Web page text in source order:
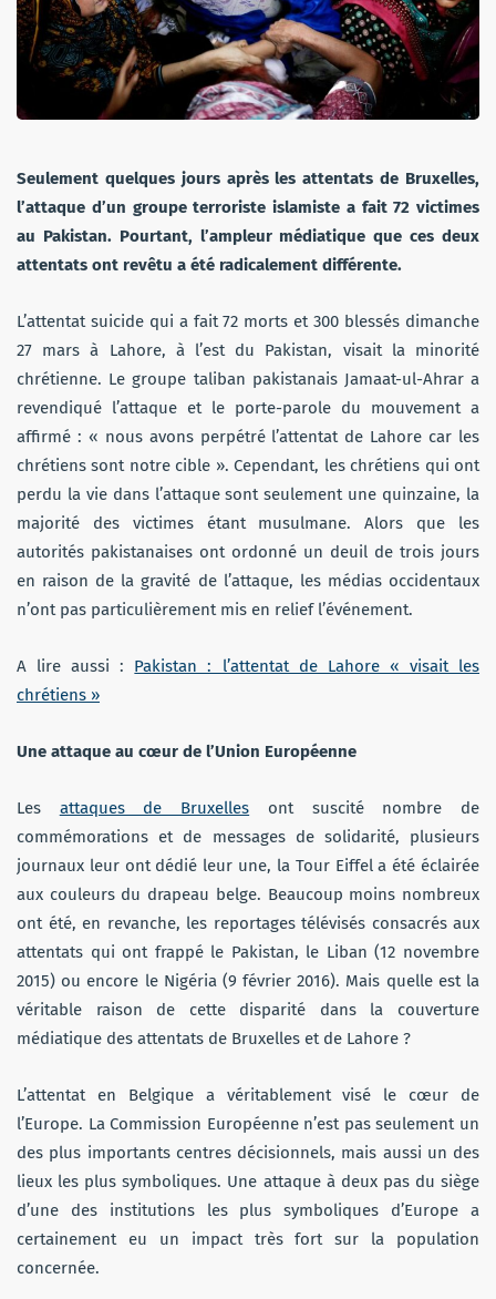
Seulement quelques jours après les attentats de Bruxelles,
l’attaque d’un groupe terroriste islamiste a fait 72 victimes
au Pakistan. Pourtant, l’ampleur médiatique que ces deux
attentats ont revêtu a été radicalement différente.
L’attentat suicide qui a fait 72 morts et 300 blessés dimanche
27 mars à Lahore, à l’est du Pakistan, visait la minorité
chrétienne. Le groupe taliban pakistanais Jamaat-ul-Ahrar a
revendiqué l’attaque et le porte-parole du mouvement a
affirmé : « nous avons perpétré l’attentat de Lahore car les
chrétiens sont notre cible ». Cependant, les chrétiens qui ont
perdu la vie dans l’attaque sont seulement une quinzaine, la
majorité des victimes étant musulmane. Alors que les
autorités pakistanaises ont ordonné un deuil de trois jours
en raison de la gravité de l’attaque, les médias occidentaux
n’ont pas particulièrement mis en relief l’événement.
A lire aussi : Pakistan : l’attentat de Lahore « visait les
chrétiens »
Une attaque au cœur de l’Union Européenne
Les attaques de Bruxelles ont suscité nombre de
commémorations et de messages de solidarité, plusieurs
journaux leur ont dédié leur une, la Tour Eiffel a été éclairée
aux couleurs du drapeau belge. Beaucoup moins nombreux
ont été, en revanche, les reportages télévisés consacrés aux
attentats qui ont frappé le Pakistan, le Liban (12 novembre
2015) ou encore le Nigéria (9 février 2016). Mais quelle est la
véritable raison de cette disparité dans la couverture
médiatique des attentats de Bruxelles et de Lahore ?
L’attentat en Belgique a véritablement visé le cœur de
l’Europe. La Commission Européenne n’est pas seulement un
des plus importants centres décisionnels, mais aussi un des
lieux les plus symboliques. Une attaque à deux pas du siège
d’une des institutions les plus symboliques d’Europe a
certainement eu un impact très fort sur la population
concernée.